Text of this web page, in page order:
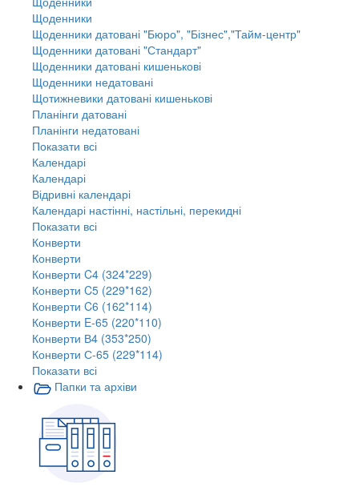
Щоденники
Щоденники датовані "Бюро", "Бізнес","Тайм-центр"
Щоденники датовані "Стандарт"
Щоденники датовані кишенькові
Щоденники недатовані
Щотижневики датовані кишенькові
Планінги датовані
Планінги недатовані
Показати всі
Календарі
Календарі
Відривні календарі
Календарі настінні, настільні, перекидні
Показати всі
Конверти
Конверти
Конверти C4 (324*229)
Конверти C5 (229*162)
Конверти C6 (162*114)
Конверти E-65 (220*110)
Конверти В4 (353*250)
Конверти С-65 (229*114)
Показати всі
Папки та архіви